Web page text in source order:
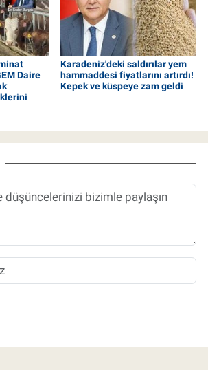
Daire
Karadeniz'deki saldırılar yem
hammaddesi fiyatlarını artırdı!
Kepek ve küspeye zam geldi